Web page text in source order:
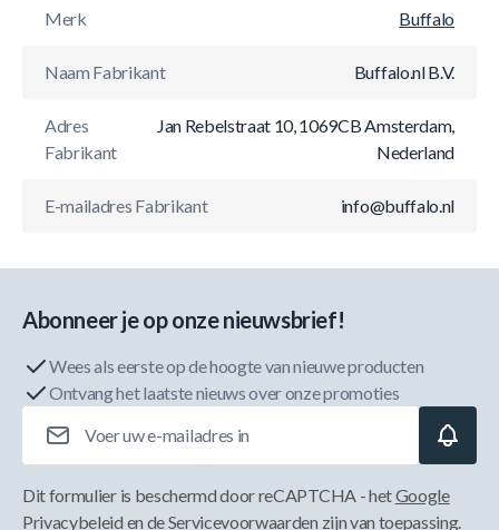
Merk Buffalo
Naam Fabrikant Buffalo.nl B.V.
Adres
Fabrikant
Jan Rebelstraat 10, 1069CB Amsterdam,
Nederland
E-mailadres Fabrikant info@buffalo.nl
Abonneer je op onze nieuwsbrief!
Wees als eerste op de hoogte van nieuwe producten
Ontvang het laatste nieuws over onze promoties
Dit formulier is beschermd door reCAPTCHA - hetGoogle
Privacybeleid en deServicevoorwaarden zijn van toepassing.